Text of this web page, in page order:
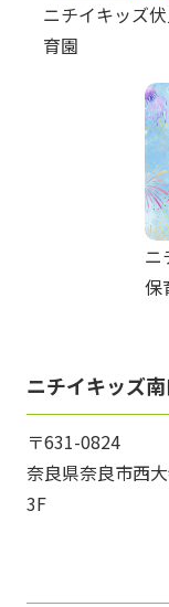
ニチイキッズ
育園
ニ
保
ニチイキッズ
〒631-0824
奈良県奈良市西
3F